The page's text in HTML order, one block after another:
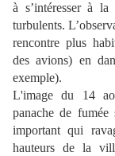
à s’intéresser à
turbulents.
rencontre plus
des avions) en
exemple).
L'image du 14
panache de
important qui
hauteurs de la